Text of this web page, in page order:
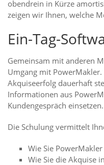
obendrein in Kürze
zeigen wir Ihnen, welche
Ein-Tag-
Gemeinsam mit anderen
Umgang mit
Akquiseerfolg dauerhaft
Informationen aus
Kundengespräch einsetzen.
Die Schulung vermittelt
Wie Sie
Wie Sie die Akquise